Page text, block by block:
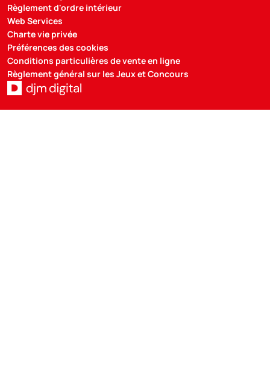
Règlement d'ordre intérieur
Web Services
Charte vie privée
Préférences des cookies
Conditions particulières de vente en ligne
Règlement général sur les Jeux et Concours